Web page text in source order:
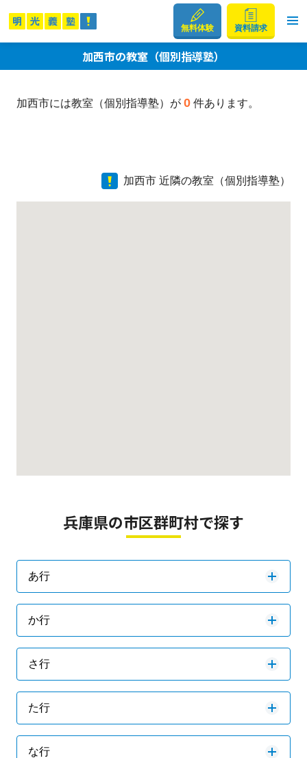
無料体験 資料請求
加西市の教室（個別指導塾）
加西市には教室（個別指導塾）が 0件あります。
加西市 近隣の教室（個別指導塾）
兵庫県の市区群町村で探す
あ行
か行
さ行
た行
な行